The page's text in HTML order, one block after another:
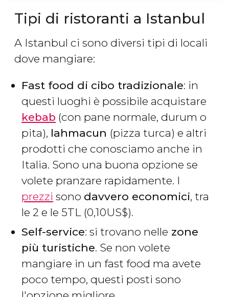
Tipi di ristoranti a Istanbul
A Istanbul ci sono diversi tipi di locali
dove mangiare:
Fast food di cibo tradizionale: in
questi luoghi è possibile acquistare
kebab (con pane normale, durum o
pita), lahmacun (pizza turca) e altri
prodotti che conosciamo anche in
Italia. Sono una buona opzione se
volete pranzare rapidamente. I
prezzi sono davvero economici, tra
le 2 e le 5TL (0,10US$).
Self-service: si trovano nelle zone
più turistiche. Se non volete
mangiare in un fast food ma avete
poco tempo, questi posti sono